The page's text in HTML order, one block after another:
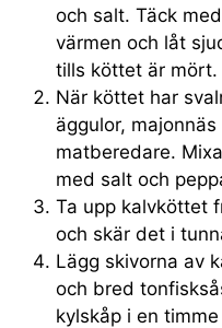
och salt. Täck
värmen och låt
tills köttet är mört.
När köttet har
äggulor,
matberedare.
med salt och
Ta upp kalvköttet
och skär det i
Lägg skivorna av
och bred
kylskåp i en